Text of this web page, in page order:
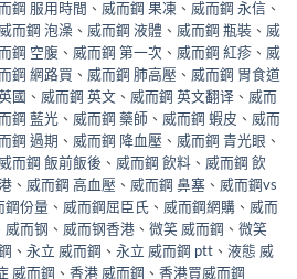
鋼 服用時間 、 威而鋼 果凍 、 威而鋼 永信 、
威而鋼 泡澡 、 威而鋼 液體 、 威而鋼 瓶裝 、 威
鋼 空腹 、 威而鋼 第一次 、 威而鋼 紅疹 、 威
鋼 網路買 、 威而鋼 肺高壓 、 威而鋼 胃食道
國 、 威而鋼 英文 、 威而鋼 英文翻译 、 威而
鋼 藍光 、 威而鋼 藥師 、 威而鋼 蝦皮 、 威而
鋼 過期 、 威而鋼 降血壓 、 威而鋼 青光眼 、
威而鋼 飯前飯後 、 威而鋼 飲料 、 威而鋼 飲
、 威而鋼 高血壓 、 威而鋼 鼻塞 、 威而鋼vs
鋼份量 、 威而鋼屈臣氏 、 威而鋼網購 、 威而
威而钢 、 威而钢香港 、 微笑 威而鋼 、 微笑
、 永立 威而鋼 、 永立 威而鋼 ptt 、 液態 威
威而鋼 、 香港 威而鋼 、 香港買威而鋼